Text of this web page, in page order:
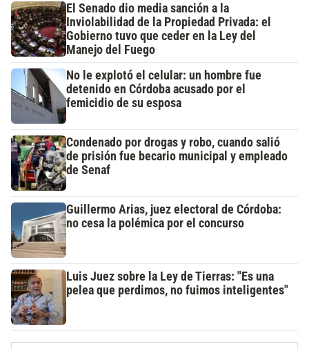
El Senado dio media sanción a la
Inviolabilidad de la Propiedad Privada: el
Gobierno tuvo que ceder en la Ley del
Manejo del Fuego
No le explotó el celular: un hombre fue
detenido en Córdoba acusado por el
femicidio de su esposa
Condenado por drogas y robo, cuando salió
de prisión fue becario municipal y empleado
de Senaf
Guillermo Arias, juez electoral de Córdoba:
no cesa la polémica por el concurso
Luis Juez sobre la Ley de Tierras: "Es una
pelea que perdimos, no fuimos inteligentes"